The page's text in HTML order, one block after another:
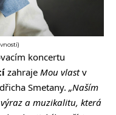
koncertu
zahraje Mou vlastv
Smetany. „Naším
a muzikalitu, která